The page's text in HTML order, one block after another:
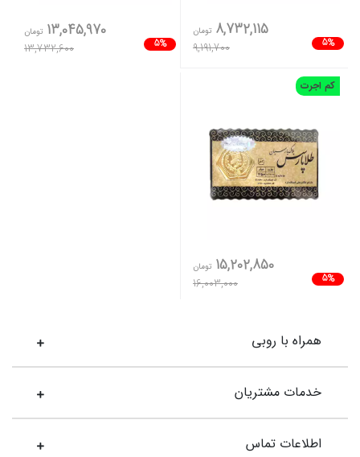
5%
8,732,115 تومان
9,191,700
5%
13,045,970 تومان
13,732,600
کم اجرت
5%
15,202,850 تومان
16,003,000
همراه با روبی
خدمات مشتریان
اطلاعات تماس